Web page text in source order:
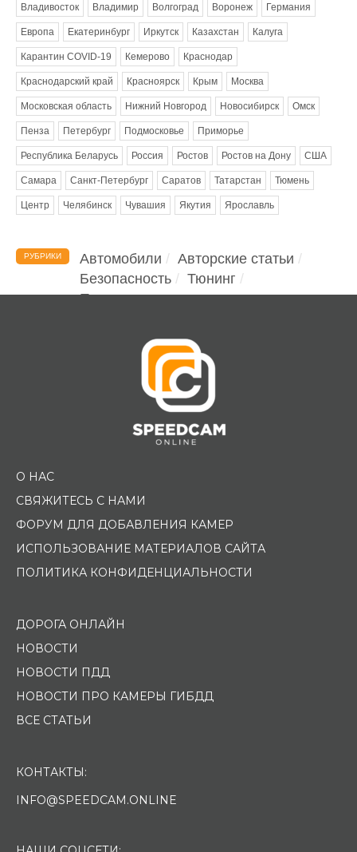
Владивосток Владимир Волгоград Воронеж Германия
Европа Екатеринбург Иркутск Казахстан Калуга
Карантин COVID-19 Кемерово Краснодар
Краснодарский край Красноярск Крым Москва
Московская область Нижний Новгород Новосибирск Омск
Пенза Петербург Подмосковье Приморье
Республика Беларусь Россия Ростов Ростов на Дону США
Самара Санкт-Петербург Саратов Татарстан Тюмень
Центр Челябинск Чувашия Якутия Ярославль
РУБРИКИ Автомобили
Авторские статьи
Безопасность
Тюнинг
Помощь водителю
О НАС
СВЯЖИТЕСЬ С НАМИ
ФОРУМ ДЛЯ ДОБАВЛЕНИЯ КАМЕР
ИСПОЛЬЗОВАНИЕ МАТЕРИАЛОВ САЙТА
ПОЛИТИКА КОНФИДЕНЦИАЛЬНОСТИ
ДОРОГА ОНЛАЙН
НОВОСТИ
НОВОСТИ ПДД
НОВОСТИ ПРО КАМЕРЫ ГИБДД
ВСЕ СТАТЬИ
КОНТАКТЫ:
INFO@SPEEDCAM.ONLINE